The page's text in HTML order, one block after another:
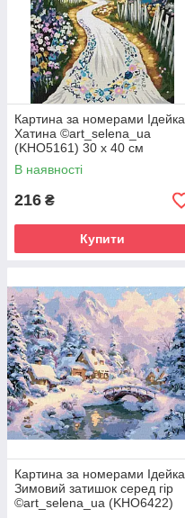
Картина за номерами Ідейка
Хатина ©art_selena_ua
(KHO5161) 30 х 40 см
В наявності
216 ₴
Купити
Картина за номерами Ідейка
Зимовий затишок серед гір
©art_selena_ua (KHO6422)